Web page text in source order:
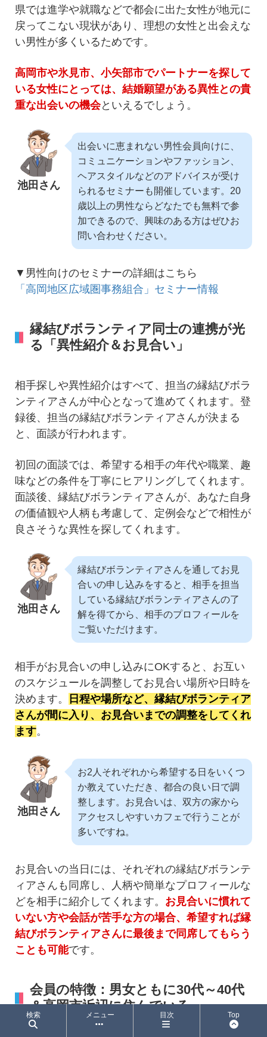
県では進学や就職などで都会に出た女性が地元に
戻ってこない現状があり、理想の女性と出会えな
い男性が多くいるためです。
高岡市や氷見市、小矢部市でパートナーを探して
いる女性にとっては、結婚願望がある異性との貴
重な出会いの機会といえるでしょう。
池田さん
出会いに恵まれない男性会員向けに、
コミュニケーションやファッション、
ヘアスタイルなどのアドバイスが受け
られるセミナーも開催しています。20
歳以上の男性ならどなたでも無料で参
加できるので、興味のある方はぜひお
問い合わせください。
▼男性向けのセミナーの詳細はこちら
「高岡地区広域圏事務組合」セミナー情報
縁結びボランティア同士の連携が光
る「異性紹介＆お見合い」
相手探しや異性紹介はすべて、担当の縁結びボラ
ンティアさんが中心となって進めてくれます。登
録後、担当の縁結びボランティアさんが決まる
と、面談が行われます。
初回の面談では、希望する相手の年代や職業、趣
味などの条件を丁寧にヒアリングしてくれます。
面談後、縁結びボランティアさんが、あなた自身
の価値観や人柄も考慮して、定例会などで相性が
良さそうな異性を探してくれます。
池田さん
縁結びボランティアさんを通してお見
合いの申し込みをすると、相手を担当
している縁結びボランティアさんの了
解を得てから、相手のプロフィールを
ご覧いただけます。
相手がお見合いの申し込みにOKすると、お互い
のスケジュールを調整してお見合い場所や日時を
決めます。
日程や場所など、縁結びボランティア
さんが間に入り、お見合いまでの調整をしてくれ
ます。
池田さん
お2人それぞれから希望する日をいくつ
か教えていただき、都合の良い日で調
整します。お見合いは、双方の家から
アクセスしやすいカフェで行うことが
多いですね。
お見合いの当日には、それぞれの縁結びボランテ
ィアさんも同席し、人柄や簡単なプロフィールな
どを相手に紹介してくれます。 お見合いに慣れて
いない方や会話が苦手な方の場合、希望すれば縁
結びボランティアさんに最後まで同席してもらう
ことも可能です。
会員の特徴：男女ともに30代～40代
＆高岡市近辺に住んでいる
検索 メニュー 目次 Top